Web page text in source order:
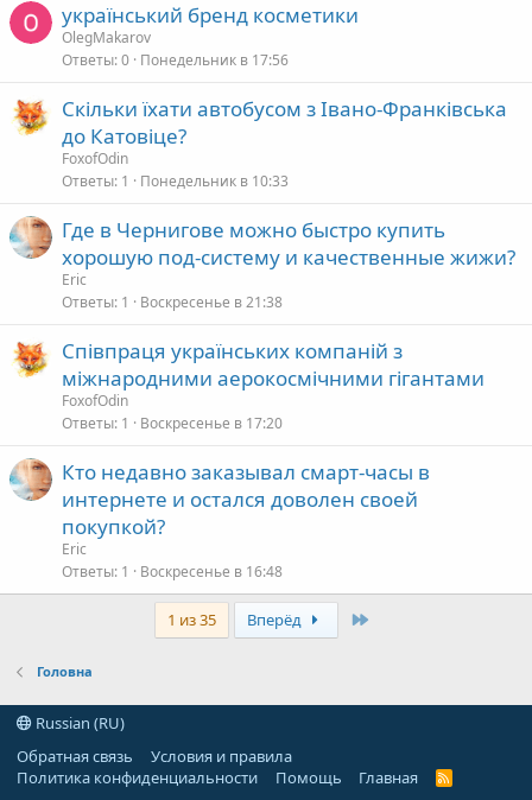
український бренд косметики
OlegMakarov
Ответы 0 Понедельник в 17:56
Скільки їхати автобусом з Івано-Франківська
до Катовіце?
FoxofOdin
Ответы 1 Понедельник в 10:33
Где в Чернигове можно быстро купить
хорошую под-систему и качественные жижи?
Eric
Ответы 1 Воскресенье в 21:38
Співпраця українських компаній з
міжнародними аерокосмічними гігантами
FoxofOdin
Ответы 1 Воскресенье в 17:20
Кто недавно заказывал смарт-часы в
интернете и остался доволен своей
покупкой?
Eric
Ответы 1 Воскресенье в 16:48
1 из 35 Вперёд
Головна
Russian (RU)
Обратная связь
Условия и правила
Политика конфиденциальности
Помощь Главная
R